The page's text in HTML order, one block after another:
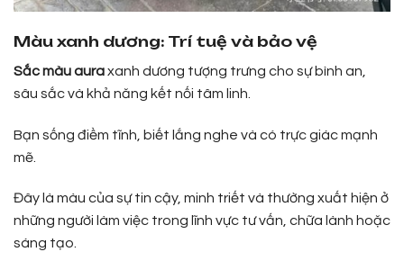
Màu xanh dương: Trí tuệ và bảo vệ
Sắc màu auraxanh dương tượng trưng cho sự bình an,
sâu sắc và khả năng kết nối tâm linh.
Bạn sống điềm tĩnh, biết lắng nghe và có trực giác mạnh
mẽ.
Đây là màu của sự tin cậy, minh triết và thường xuất hiện ở
những người làm việc trong lĩnh vực tư vấn, chữa lành hoặc
sáng tạo.